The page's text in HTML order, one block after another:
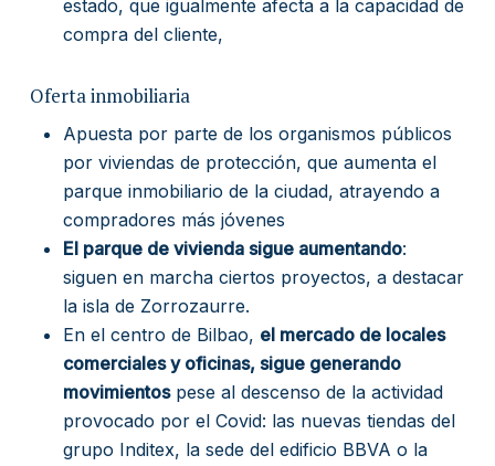
estado, que igualmente afecta a la capacidad de
compra del cliente,
Oferta inmobiliaria
Apuesta por parte de los organismos públicos
por viviendas de protección, que aumenta el
parque inmobiliario de la ciudad, atrayendo a
compradores más jóvenes
El parque de vivienda sigue aumentando:
siguen en marcha ciertos proyectos, a destacar
la isla de Zorrozaurre.
En el centro de Bilbao, el mercado de locales
comerciales y oficinas, sigue generando
movimientospese al descenso de la actividad
provocado por el Covid: las nuevas tiendas del
grupo Inditex, la sede del edificio BBVA o la